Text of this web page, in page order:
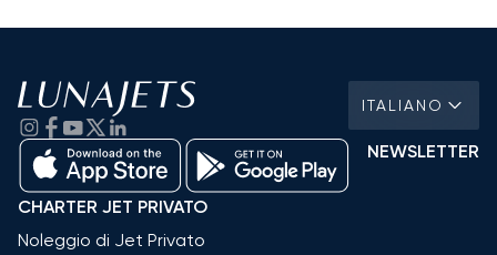
ITALIANO
NEWSLETTER
CHARTER JET PRIVATO
Noleggio di Jet Privato